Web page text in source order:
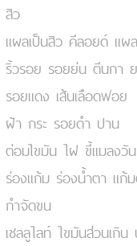
สิว
แผลเป็นสิว คีลอยด์ แผ
ริ้วรอย รอยย่น ตีนกา
รอยแดง เส้นเลือดฟอย
ฝ้า กระ รอยดำ ปาน
ต่อมไขมัน ไฝ ขี้แมลงวั
ร่องแก้ม ร่องน้ำตา แก้
กำจัดขน
เชลลูไลท์ ไขมันส่วนเกิน